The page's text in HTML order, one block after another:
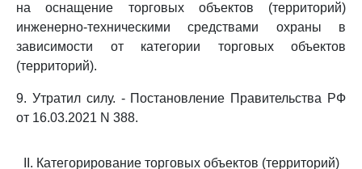
на оснащение торговых объектов (территорий)
инженерно-техническими средствами охраны в
зависимости от категории торговых объектов
(территорий).
9. Утратил силу. - Постановление Правительства РФ
от 16.03.2021 N 388.
II. Категорирование торговых объектов (территорий)